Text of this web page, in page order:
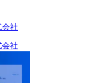
会社
会社